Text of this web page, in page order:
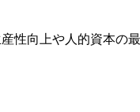
性向上や人的資本の